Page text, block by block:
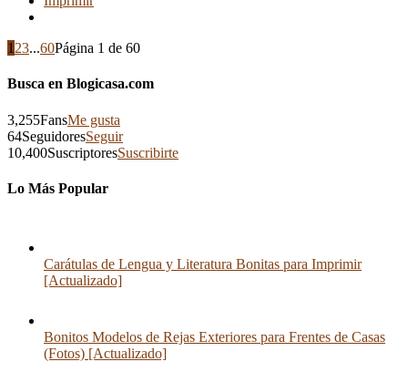
1 23...60Página 1 de 60
Busca en Blogicasa.com
3,255FansMe gusta
64SeguidoresSeguir
10,400SuscriptoresSuscribirte
Lo Más Popular
Carátulas de Lengua y Literatura Bonitas para Imprimir
[Actualizado]
Bonitos Modelos de Rejas Exteriores para Frentes de Casas
(Fotos) [Actualizado]